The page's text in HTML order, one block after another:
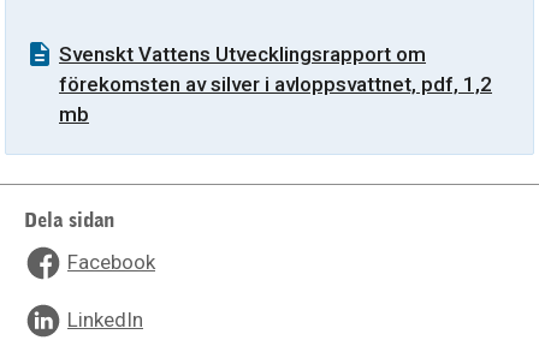
Svenskt Vattens Utvecklingsrapport om
förekomsten av silver i avloppsvattnet, pdf, 1,2
mb
Dela sidan
Facebook
LinkedIn